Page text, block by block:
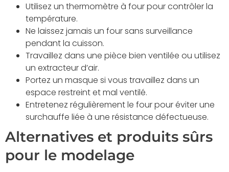
Utilisez un thermomètre à four pour contrôler la
température.
Ne laissez jamais un four sans surveillance
pendant la cuisson.
Travaillez dans une pièce bien ventilée ou utilisez
un extracteur d’air.
Portez un masque si vous travaillez dans un
espace restreint et mal ventilé.
Entretenez régulièrement le four pour éviter une
surchauffe liée à une résistance défectueuse.
Alternatives et produits sûrs
pour le modelage